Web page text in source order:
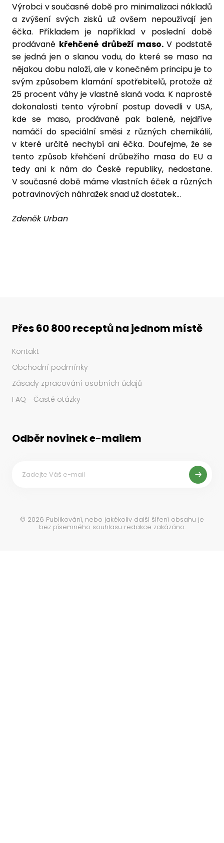
Výrobci v současné době pro minimalizaci nákladů
a zvýšení svých zisků už ovšem nepoužívají jen
éčka. Příkladem je například v poslední době
prodávané křehčené drůbeží maso. V podstatě
se jedná jen o slanou vodu, do které se maso na
nějakou dobu naloží, ale v konečném principu je to
svým způsobem klamání spotřebitelů, protože až
25 procent váhy je vlastně slaná voda. K naprosté
dokonalosti tento výrobní postup dovedli v USA,
kde se maso, prodávané pak balené, nejdříve
namáčí do speciální směsi z různých chemikálií,
v které určitě nechybí ani éčka. Doufejme, že se
tento způsob křehčení drůbežího masa do EU a
tedy ani k nám do České republiky, nedostane.
V současné době máme vlastních éček a různých
potravinových náhražek snad už dostatek…
Zdeněk Urban
Přes 60 800 receptů na jednom místě
Kontakt
Obchodní podmínky
Zásady zpracování osobních údajů
FAQ - Časté otázky
Odběr novinek e-mailem
© 2026 Publikování, nebo jakékoliv další šíření obsahu je
bez písemného souhlasu redakce zakázáno.